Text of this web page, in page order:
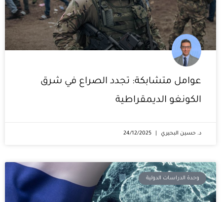
عوامل متشابكة: تجدد الصراع في شرق
الكونغو الديمقراطية
د. حسين البحيري
وحدة الدراسات الدولية